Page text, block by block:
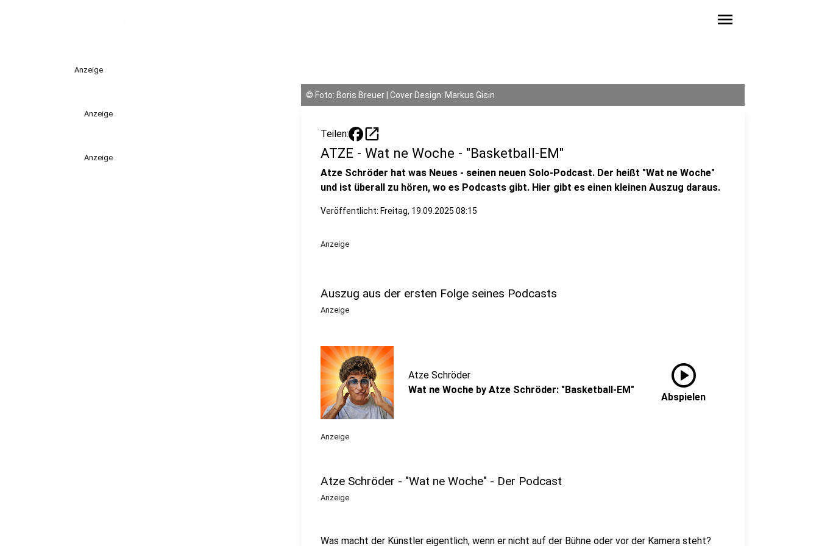
menu
Anzeige
Anzeige
Anzeige
© Foto: Boris Breuer | Cover Design: Markus Gisin
Teilen: open_in_new
ATZE - Wat ne Woche - "Basketball-EM"
Atze Schröder hat was Neues - seinen neuen Solo-Podcast. Der heißt "Wat ne Woche"
und ist überall zu hören, wo es Podcasts gibt. Hier gibt es einen kleinen Auszug daraus.
Veröffentlicht: Freitag, 19.09.2025 08:15
Anzeige
Auszug aus der ersten Folge seines Podcasts
Anzeige
Atze Schröder
Wat ne Woche by Atze Schröder: "Basketball-EM"
play_circle
Abspielen
Anzeige
Atze Schröder - "Wat ne Woche" - Der Podcast
Anzeige
Was macht der Künstler eigentlich, wenn er nicht auf der Bühne oder vor der Kamera steht?